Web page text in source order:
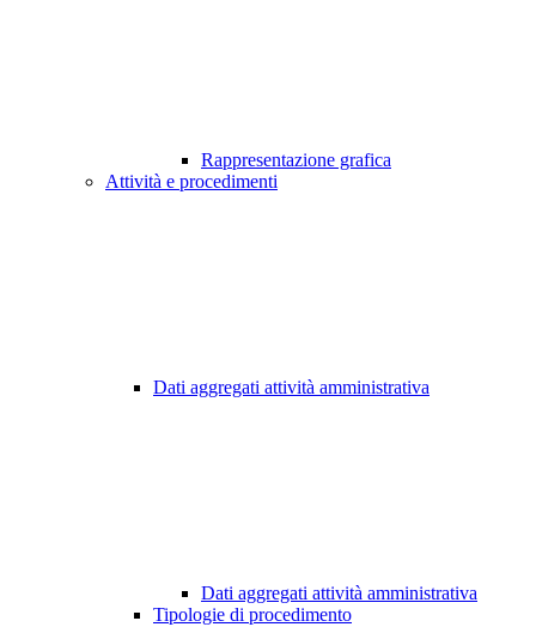
Rappresentazione grafica
Attività e procedimenti
Dati aggregati attività amministrativa
Dati aggregati attività amministrativa
Tipologie di procedimento